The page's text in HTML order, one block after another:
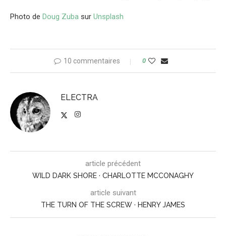
Photo de Doug Zuba sur Unsplash
10 commentaires 0
ELECTRA
article précédent
WILD DARK SHORE · CHARLOTTE MCCONAGHY
article suivant
THE TURN OF THE SCREW · HENRY JAMES